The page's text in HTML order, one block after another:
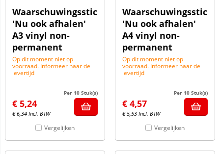
Waarschuwingssticker
'Nu ook afhalen'
A3 vinyl non-
permanent
Op dit moment niet op
voorraad. Informeer naar de
levertijd
Per 10 Stuk(s)
€ 5,24
€6,34 Incl. BTW
Vergelijken
'Nu ook afhalen'
A4 vinyl non-
permanent
Op dit moment niet op
voorraad. Informeer naar de
levertijd
Per 10 Stuk(s)
€ 4,57
€5,53 Incl. BTW
Vergelijken